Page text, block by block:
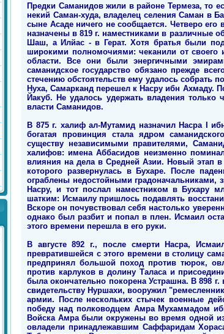
Предки Саманидов жили в районе Термеза, то
некий Саман-худа, владелец селения Саман в
сыне Асаде ничего не сообщается. Четверо
назначены в 819 г. наместниками в различные
Шаш, а Илйас - в Герат. Хотя братья были
широкими полномочиями: чеканили от
области. Все они были энергичными
саманидское государство обязано прежде
стечению обстоятельств ему удалось собрать
Нуха, Самарканд перешел к Насру ибн Ахмаду.
Йакуб. Не удалось удержать владения только
власти Саманидов.
В 875 г. халиф ал-Мутамид назначил Насра I
богатая провинция стала ядром
существу независимыми правителями,
халифов: имена Аббасидов неизменно
влияния на дела в Средней Азии. Новый этап
которого развернулась в Бухаре. После
ограблены недостойными градоначальниками,
Насру, и тот послал наместником в Бухару
шатким: Исмаилу пришлось подавлять
Вскоре он почувствовал себя настолько
однако был разбит и попал в плен. Исмаил
этого времени перешла в его руки.
В августе 892 г., после смерти Насра,
превратившейся с этого времени в столицу
предпринял большой поход против тюрок,
против карлуков в долину Таласа и
была окончательно покорена Устрашна. В 898
свидетельству Нуршахи, вооружил
армии. После нескольких стычек военные
победу над полководцем Амра Мухаммадом
Войска Амра были окружены во время одной
овладели принадлежавшим Саффаридам